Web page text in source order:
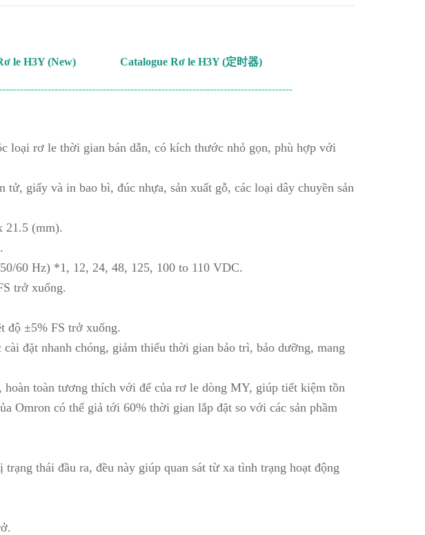
le H3Y (New) Catalogue Rơ le H3Y (定时器)
loại rơ le thời gian bán dẫn, có kích thước nhỏ gọn, phù hợp với
giấy và in bao bì, đúc nhựa, sản xuất gỗ, các loại dây chuyền sản
21.5 (mm).
60 Hz) *1, 12, 24, 48, 125, 100 to 110 VDC.
trở xuống.
độ ±5% FS trở xuống.
đặt nhanh chóng, giảm thiểu thời gian bảo trì, bảo dưỡng, mang
toàn tương thích với đế của rơ le dòng MY, giúp tiết kiệm tồn
Omron có thể giả tới 60% thời gian lắp đặt so với các sản phầm
thái đầu ra, đều này giúp quan sát từ xa tình trạng hoạt động